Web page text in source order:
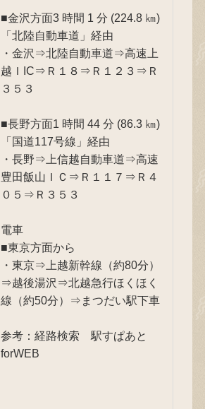
■金沢方面3 時間 1 分 (224.8 ㎞)
「北陸自動車道」経由
・金沢⇒北陸自動車道⇒高速上
越ＩIC⇒Ｒ１８⇒Ｒ１２３⇒Ｒ
３５３
■長野方面1 時間 44 分 (86.3 ㎞)
「国道117号線」経由
・長野⇒上信越自動車道⇒高速
豊田飯山ＩＣ⇒Ｒ１１７⇒Ｒ４
０５⇒Ｒ３５３
電車
■東京方面から
・東京⇒上越新幹線（約80分）
⇒越後湯沢⇒北越急行ほくほく
線（約50分）⇒まつだい駅下車
参考：経路検索 駅すぱあと
forWEB